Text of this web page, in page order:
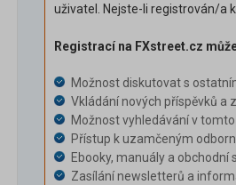
uživatel. Nejste-li registrován/a
Registrací na FXstreet.cz
Možnost diskutovat s
Vkládání nových příspěvků a
Možnost vyhledávání v
Přístup k uzamčeným
Ebooky, manuály a obchodní
Zasílání newsletterů a